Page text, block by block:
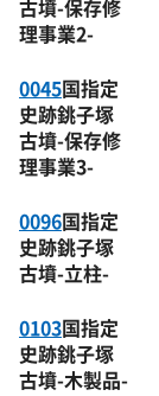
古墳-保存修
理事業2-
0045国指定
史跡銚子塚
古墳-保存修
理事業3-
0096国指定
史跡銚子塚
古墳-立柱-
0103国指定
史跡銚子塚
古墳-木製品-